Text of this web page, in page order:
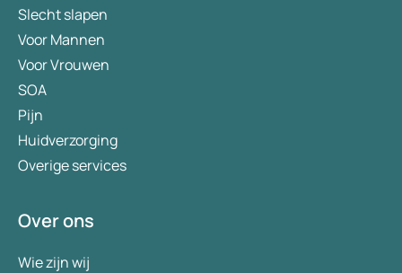
Slecht slapen
Voor Mannen
Voor Vrouwen
SOA
Pijn
Huidverzorging
Overige services
Over ons
Wie zijn wij